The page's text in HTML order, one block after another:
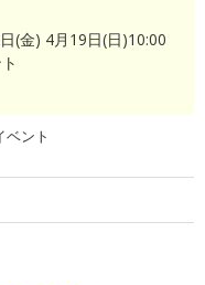
(金) 4月19日(日)10:00
ベント